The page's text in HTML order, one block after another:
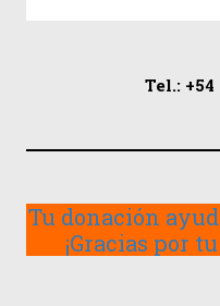
Tel.: +54
Tu donación
¡Gracias por